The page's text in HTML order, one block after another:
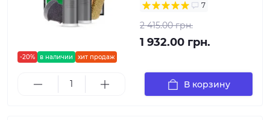
-20% в наличии хит продаж
7
2 415.00 грн.
1 932.00 грн.
В корзину